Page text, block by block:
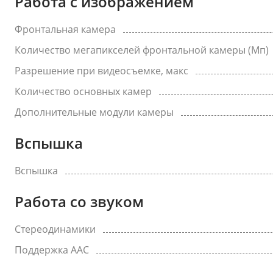
Фронтальная камера
Количество мегапикселей фронтальной камеры (Мп)
Разрешение при видеосъемке, макс
Количество основных камер
Дополнительные модули камеры
Вспышка
Вспышка
Работа со звуком
Стереодинамики
Поддержка AAC